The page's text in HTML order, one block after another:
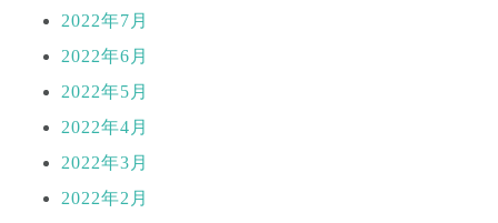
2022年7月
2022年6月
2022年5月
2022年4月
2022年3月
2022年2月